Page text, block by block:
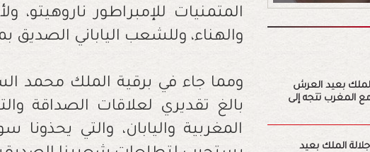
المتمنيات للإمبراطور ناروهيتو،
والهناء، وللشعب الياباني الصديق
ومما جاء في برقية الملك محمد
بالغ تقديري لعلاقات الصداقة
المغربية واليابان، والتي
بعيد العرش
مع المغرب تتجه إلى
الملك بعيد